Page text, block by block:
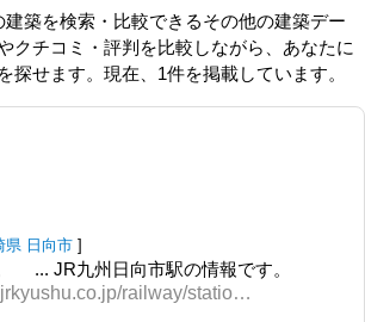
築を検索・比較できるその他の建築デー
クチコミ・評判を比較しながら、あなたに
探せます。現在、1件を掲載しています。
県 日向市 ]
... JR九州日向市駅の情報です。
https://www.jrkyushu.co.jp/railway/station/1191824_1601.html